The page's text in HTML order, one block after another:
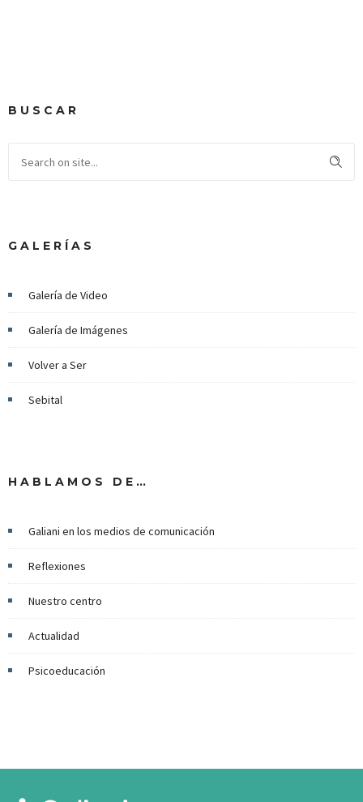
BUSCAR
GALERÍAS
Galería de Video
Galería de Imágenes
Volver a Ser
Sebital
HABLAMOS DE…
Galiani en los medios de comunicación
Reflexiones
Nuestro centro
Actualidad
Psicoeducación